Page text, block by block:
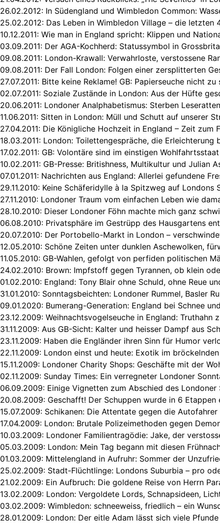
26.02.2012: In Südengland und Wimbledon Common:
25.02.2012: Das Leben in Wimbledon Village – die letzten
10.12.2011: Wie man in England spricht: Klippen und
03.09.2011: Der AGA-Kochherd: Statussymbol in
09.08.2011: London-Krawall: Verwahrloste, verstossene
09.08.2011: Der Fall London: Folgen einer zersplitterten
27.07.2011: Bitte keine Reklame! GB: Papierseuche nicht zu
02.07.2011: Soziale Zustände in London: Aus der Hüfte
20.06.2011: Londoner Analphabetismus: Sterben
11.06.2011: Sitten in London: Müll und Schutt auf unserer
27.04.2011: Die Königliche Hochzeit in England – Zeit zum
18.03.2011: London: Toilettengespräche, die Erleichterung
17.02.2011: GB: Volontäre sind im einstigen
10.02.2011: GB-Presse: Britishness, Multikultur und Julian
07.01.2011: Nachrichten aus England: Allerlei gefundene
29.11.2010: Keine Schäferidylle à la Spitzweg auf Londons
27.11.2010: Londoner Traum vom einfachen Leben wie
28.10.2010: Dieser Londoner Föhn machte mich ganz
06.08.2010: Privatsphäre im Gestrüpp des Hausgartens
20.07.2010: Der Portobello-Markt in London –
12.05.2010: Schöne Zeiten unter dunklen Aschewolken,
11.05.2010: GB-Wahlen, gefolgt von perfiden politischen
24.02.2010: Brown: Impfstoff gegen Tyrannen, ob klein
01.02.2010: England: Tony Blair ohne Schuld, ohne Reue
31.01.2010: Sonntagsbeichten: Londoner Rummel, Basler
09.01.2020: Bumerang-Generation: England bei Schnee
23.12.2009: Weihnachtsvogelseuche in England: Truthahn
31.11.2009: Aus GB-Sicht: Kalter und heisser Dampf aus
23.11.2009: Haben die Engländer ihren Sinn für Humor
22.11.2009: London einst und heute: Exotik im
15.11.2009: Londoner Charity Shops: Geschäfte mit der
02.11.2009: Sunday Times: Ein verregneter Londoner
06.09.2009: Einige Vignetten zum Abschied des Londoner
20.08.2009: Geschafft! Der Schuppen wurde in 6 Etappen
15.07.2009: Schikanen: Die Attentate gegen die
17.04.2009: London: Brutale Polizeimethoden gegen
10.03.2009: Londoner Familientragödie: Jake, der
05.03.2009: London: Mein Tag begann mit diesen
01.03.2009: Mittelengland in Aufruhr: Sommer der
25.02.2009: Stadt-Flüchtlinge: Londons Suburbia – pro
21.02.2009: Ein Aufbruch: Die goldene Reise von Herrn
13.02.2009: London: Vergoldete Lords, Schnapsideen,
03.02.2009: Wimbledon: schneeweiss, friedlich – ein
28.01.2009: London: Der eitle Adam lässt sich viele